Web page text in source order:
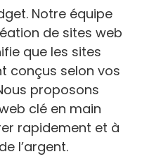
Notre équipe
de sites web
que les sites
conçus selon vos
proposons
clé en main
rapidement et à
l’argent.